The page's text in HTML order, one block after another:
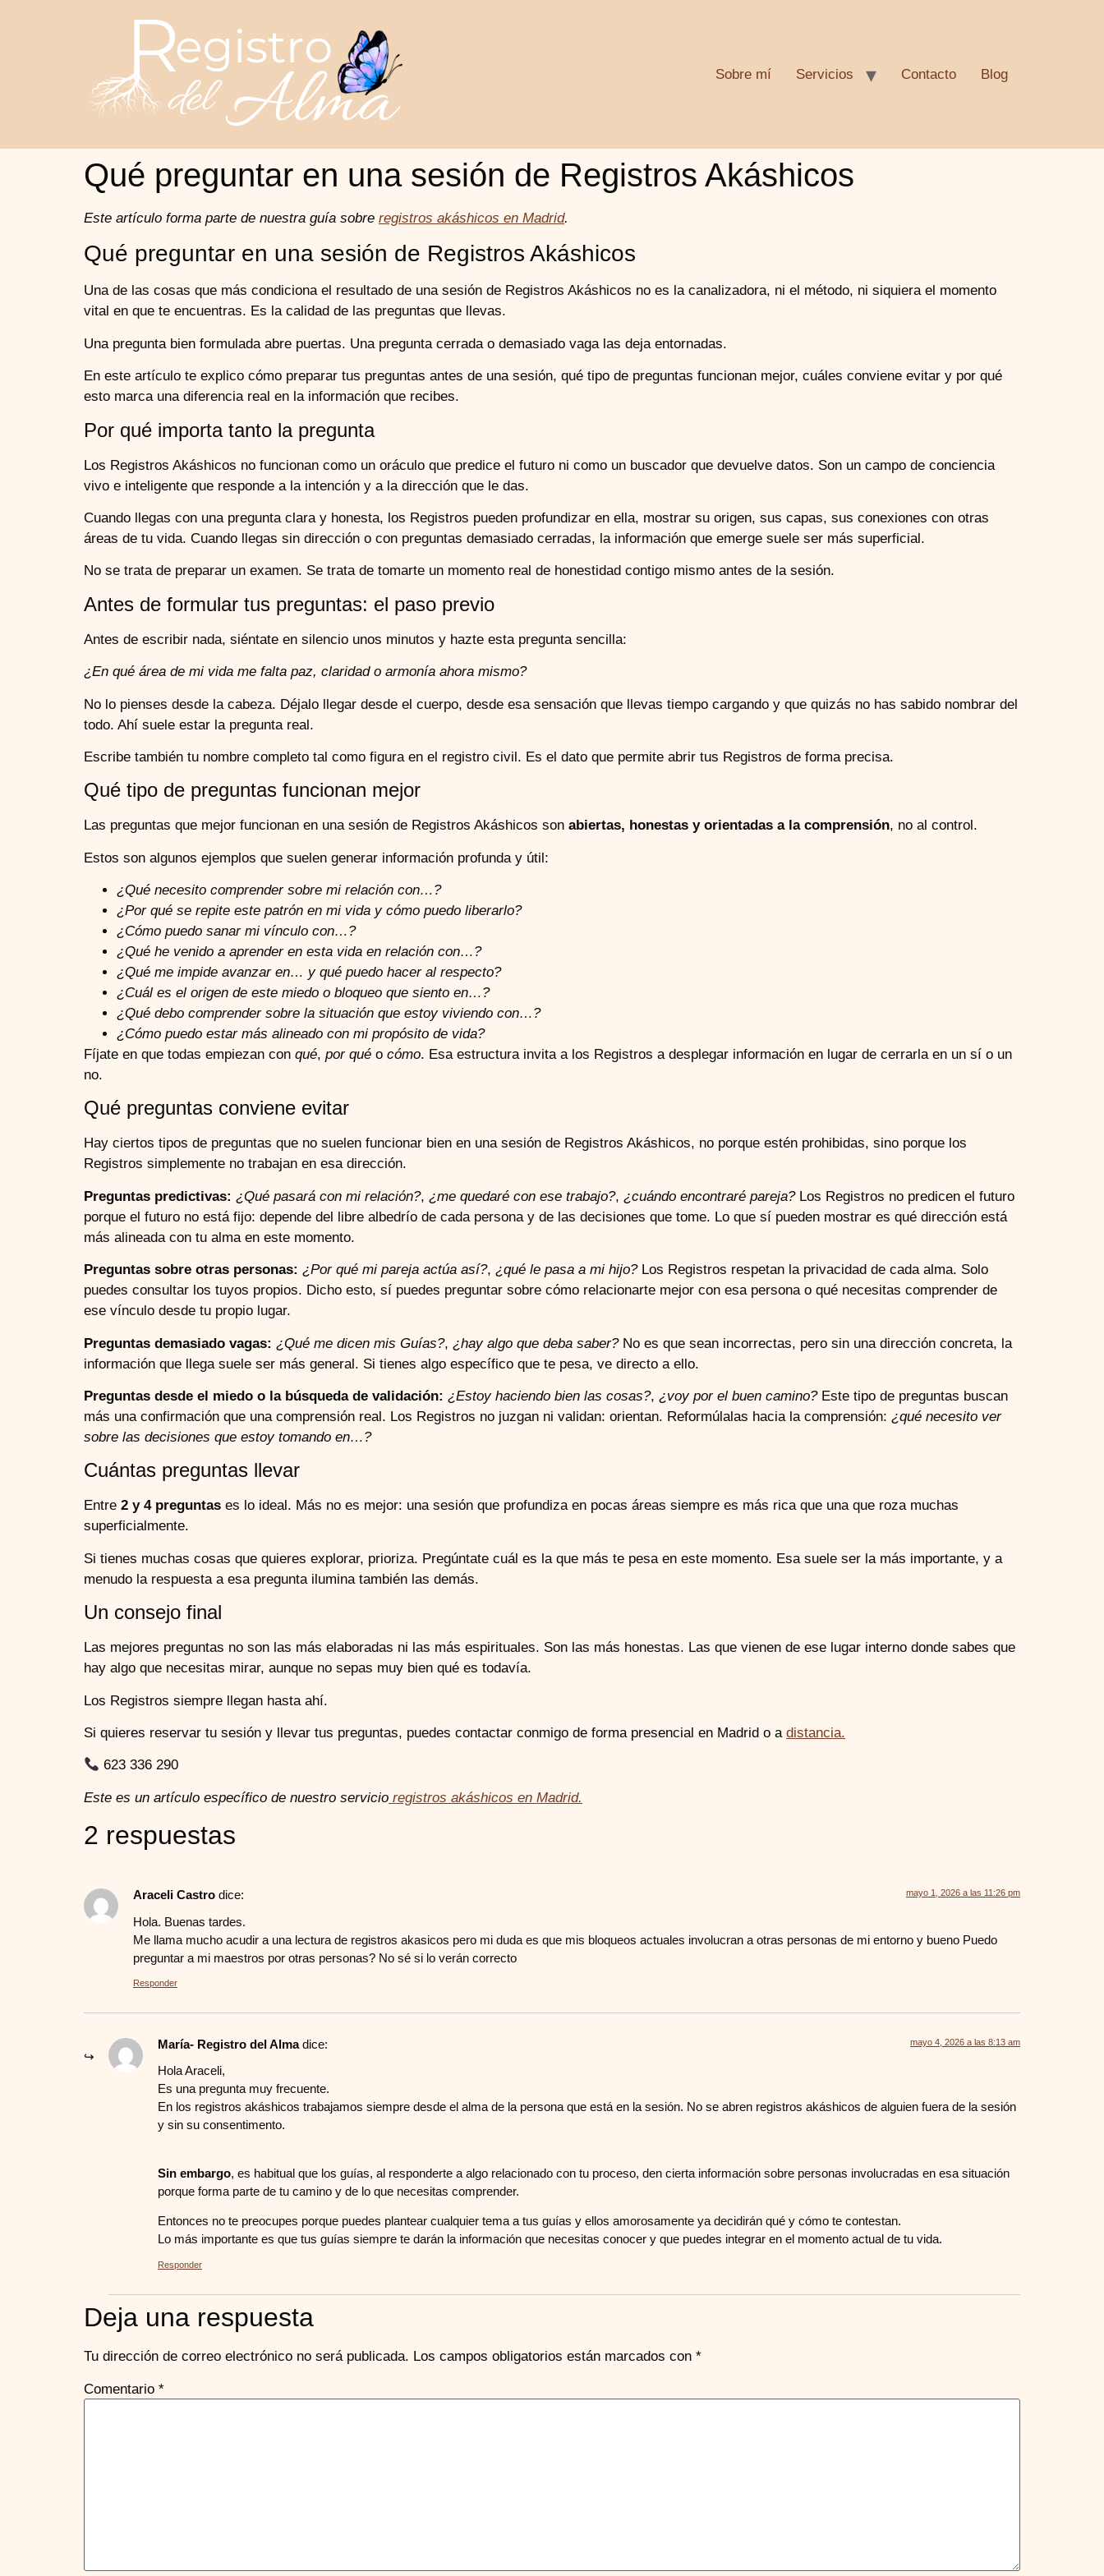
Sobre mí Servicios Contacto Blog
Qué preguntar en una sesión de Registros Akáshicos
Este artículo forma parte de nuestra guía sobre registros akáshicos en Madrid.
Qué preguntar en una sesión de Registros Akáshicos
Una de las cosas que más condiciona el resultado de una sesión de Registros Akáshicos no es la canalizadora, ni el método, ni siquiera el momento
vital en que te encuentras. Es la calidad de las preguntas que llevas.
Una pregunta bien formulada abre puertas. Una pregunta cerrada o demasiado vaga las deja entornadas.
En este artículo te explico cómo preparar tus preguntas antes de una sesión, qué tipo de preguntas funcionan mejor, cuáles conviene evitar y por qué
esto marca una diferencia real en la información que recibes.
Por qué importa tanto la pregunta
Los Registros Akáshicos no funcionan como un oráculo que predice el futuro ni como un buscador que devuelve datos. Son un campo de conciencia
vivo e inteligente que responde a la intención y a la dirección que le das.
Cuando llegas con una pregunta clara y honesta, los Registros pueden profundizar en ella, mostrar su origen, sus capas, sus conexiones con otras
áreas de tu vida. Cuando llegas sin dirección o con preguntas demasiado cerradas, la información que emerge suele ser más superficial.
No se trata de preparar un examen. Se trata de tomarte un momento real de honestidad contigo mismo antes de la sesión.
Antes de formular tus preguntas: el paso previo
Antes de escribir nada, siéntate en silencio unos minutos y hazte esta pregunta sencilla:
¿En qué área de mi vida me falta paz, claridad o armonía ahora mismo?
No lo pienses desde la cabeza. Déjalo llegar desde el cuerpo, desde esa sensación que llevas tiempo cargando y que quizás no has sabido nombrar del
todo. Ahí suele estar la pregunta real.
Escribe también tu nombre completo tal como figura en el registro civil. Es el dato que permite abrir tus Registros de forma precisa.
Qué tipo de preguntas funcionan mejor
Las preguntas que mejor funcionan en una sesión de Registros Akáshicos son abiertas, honestas y orientadas a la comprensión, no al control.
Estos son algunos ejemplos que suelen generar información profunda y útil:
¿Qué necesito comprender sobre mi relación con…?
¿Por qué se repite este patrón en mi vida y cómo puedo liberarlo?
¿Cómo puedo sanar mi vínculo con…?
¿Qué he venido a aprender en esta vida en relación con…?
¿Qué me impide avanzar en… y qué puedo hacer al respecto?
¿Cuál es el origen de este miedo o bloqueo que siento en…?
¿Qué debo comprender sobre la situación que estoy viviendo con…?
¿Cómo puedo estar más alineado con mi propósito de vida?
Fíjate en que todas empiezan con qué, por qué o cómo. Esa estructura invita a los Registros a desplegar información en lugar de cerrarla en un sí o un
no.
Qué preguntas conviene evitar
Hay ciertos tipos de preguntas que no suelen funcionar bien en una sesión de Registros Akáshicos, no porque estén prohibidas, sino porque los
Registros simplemente no trabajan en esa dirección.
Preguntas predictivas: ¿Qué pasará con mi relación?, ¿me quedaré con ese trabajo?, ¿cuándo encontraré pareja?Los Registros no predicen el futuro
porque el futuro no está fijo: depende del libre albedrío de cada persona y de las decisiones que tome. Lo que sí pueden mostrar es qué dirección está
más alineada con tu alma en este momento.
Preguntas sobre otras personas: ¿Por qué mi pareja actúa así?, ¿qué le pasa a mi hijo?Los Registros respetan la privacidad de cada alma. Solo
puedes consultar los tuyos propios. Dicho esto, sí puedes preguntar sobre cómo relacionarte mejor con esa persona o qué necesitas comprender de
ese vínculo desde tu propio lugar.
Preguntas demasiado vagas: ¿Qué me dicen mis Guías?, ¿hay algo que deba saber?No es que sean incorrectas, pero sin una dirección concreta, la
información que llega suele ser más general. Si tienes algo específico que te pesa, ve directo a ello.
Preguntas desde el miedo o la búsqueda de validación: ¿Estoy haciendo bien las cosas?, ¿voy por el buen camino?Este tipo de preguntas buscan
más una confirmación que una comprensión real. Los Registros no juzgan ni validan: orientan. Reformúlalas hacia la comprensión: ¿qué necesito ver
sobre las decisiones que estoy tomando en…?
Cuántas preguntas llevar
Entre 2 y 4 preguntas es lo ideal. Más no es mejor: una sesión que profundiza en pocas áreas siempre es más rica que una que roza muchas
superficialmente.
Si tienes muchas cosas que quieres explorar, prioriza. Pregúntate cuál es la que más te pesa en este momento. Esa suele ser la más importante, y a
menudo la respuesta a esa pregunta ilumina también las demás.
Un consejo final
Las mejores preguntas no son las más elaboradas ni las más espirituales. Son las más honestas. Las que vienen de ese lugar interno donde sabes que
hay algo que necesitas mirar, aunque no sepas muy bien qué es todavía.
Los Registros siempre llegan hasta ahí.
Si quieres reservar tu sesión y llevar tus preguntas, puedes contactar conmigo de forma presencial en Madrid o a distancia.
623 336 290
Este es un artículo específico de nuestro servicio registros akáshicos en Madrid.
2 respuestas
Araceli Castro dice: mayo 1, 2026 a las 11:26 pm
Hola. Buenas tardes.
Me llama mucho acudir a una lectura de registros akasicos pero mi duda es que mis bloqueos actuales involucran a otras personas de mi entorno y bueno Puedo
preguntar a mi maestros por otras personas? No sé si lo verán correcto
Responder
María- Registro del Alma dice: mayo 4, 2026 a las 8:13 am
Hola Araceli,
Es una pregunta muy frecuente.
En los registros akáshicos trabajamos siempre desde el alma de la persona que está en la sesión. No se abren registros akáshicos de alguien fuera de la sesión
y sin su consentimento.
Sin embargo, es habitual que los guías, al responderte a algo relacionado con tu proceso, den cierta información sobre personas involucradas en esa situación
porque forma parte de tu camino y de lo que necesitas comprender.
Entonces no te preocupes porque puedes plantear cualquier tema a tus guías y ellos amorosamente ya decidirán qué y cómo te contestan.
Lo más importante es que tus guías siempre te darán la información que necesitas conocer y que puedes integrar en el momento actual de tu vida.
Responder
Deja una respuesta
Tu dirección de correo electrónico no será publicada. Los campos obligatorios están marcados con *
Comentario *